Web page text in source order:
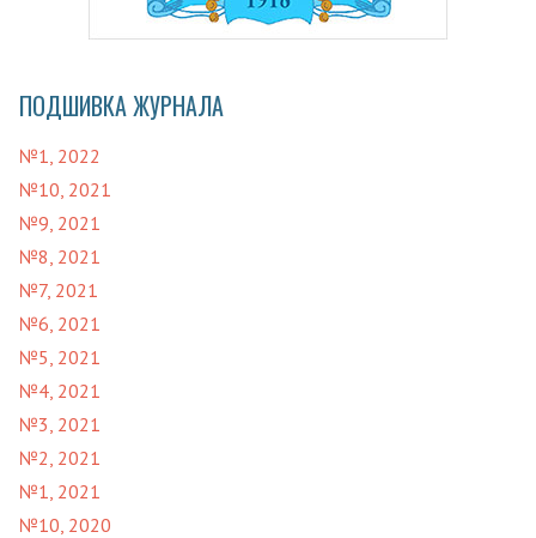
ПОДШИВКА ЖУРНАЛА
№1, 2022
№10, 2021
№9, 2021
№8, 2021
№7, 2021
№6, 2021
№5, 2021
№4, 2021
№3, 2021
№2, 2021
№1, 2021
№10, 2020